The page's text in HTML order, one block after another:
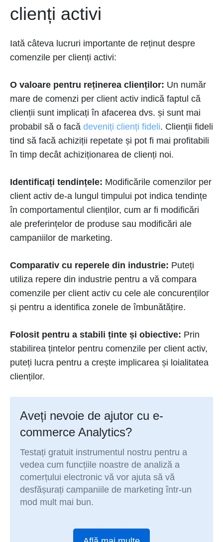
clienți activi
Iată câteva lucruri importante de reținut despre
comenzile per clienți activi:
O valoare pentru reținerea clienților: Un număr
mare de comenzi per client activ indică faptul că
clienții sunt implicați în afacerea dvs. și sunt mai
probabil să o facă deveniți clienți fideli. Clienții fideli
tind să facă achiziții repetate și pot fi mai profitabili
în timp decât achiziționarea de clienți noi.
Identificați tendințele: Modificările comenzilor per
client activ de-a lungul timpului pot indica tendințe
în comportamentul clienților, cum ar fi modificări
ale preferințelor de produse sau modificări ale
campaniilor de marketing.
Comparativ cu reperele din industrie: Puteți
utiliza repere din industrie pentru a vă compara
comenzile per client activ cu cele ale concurenților
și pentru a identifica zonele de îmbunătățire.
Folosit pentru a stabili ținte și obiective: Prin
stabilirea țintelor pentru comenzile per client activ,
puteți lucra pentru a crește implicarea și loialitatea
clienților.
Aveți nevoie de ajutor cu e-
commerce Analytics?
Testați gratuit instrumentul nostru pentru a
vedea cum funcțiile noastre de analiză a
comerțului electronic vă vor ajuta să vă
desfășurați campaniile de marketing într-un
mod mult mai bun.